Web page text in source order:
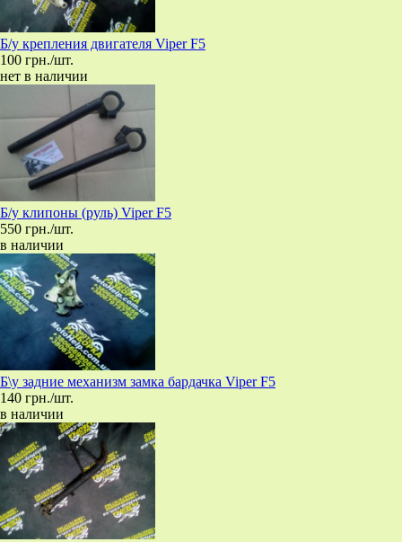
Б/у крепления двигателя Viper F5
100 грн./шт.
нет в наличии
Б/у клипоны (руль) Viper F5
550 грн./шт.
в наличии
Б\у задние механизм замка бардачка Viper F5
140 грн./шт.
в наличии